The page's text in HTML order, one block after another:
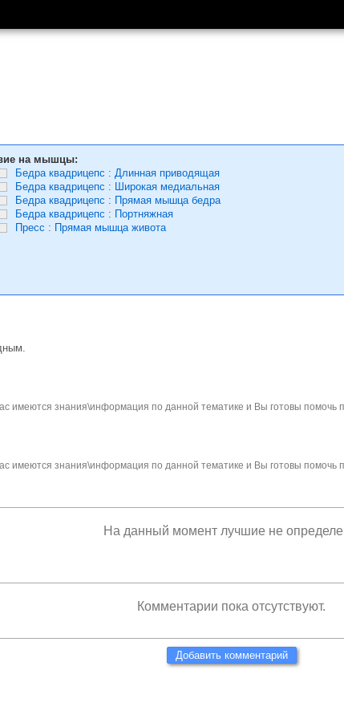
на мышцы:
Бедра квадрицепс : Длинная приводящая
Бедра квадрицепс : Широкая медиальная
Бедра квадрицепс : Прямая мышца бедра
Бедра квадрицепс : Портняжная
Пресс : Прямая мышца живота
имеются знания\информация по данной тематике и Вы готовы помочь
имеются знания\информация по данной тематике и Вы готовы помочь
На данный момент лучшие не
Комментарии пока отсутствуют.
Добавить комментарий